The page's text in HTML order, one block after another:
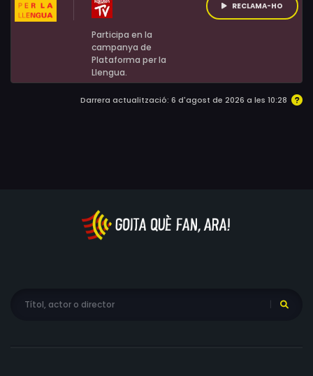
Participa en la
campanya de
Plataforma per la
Llengua.
RECLAMA-HO
Darrera actualització: 6 d'agost de 2026 a les 10:28